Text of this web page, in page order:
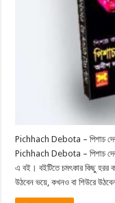
Pichhach Debota – পিশাচ
Pichhach Debota – পিশাচ
এ বই। বইটিতে চমৎকার কিছু হরর
উঠবেন ভয়ে, কখনও বা শিউরে